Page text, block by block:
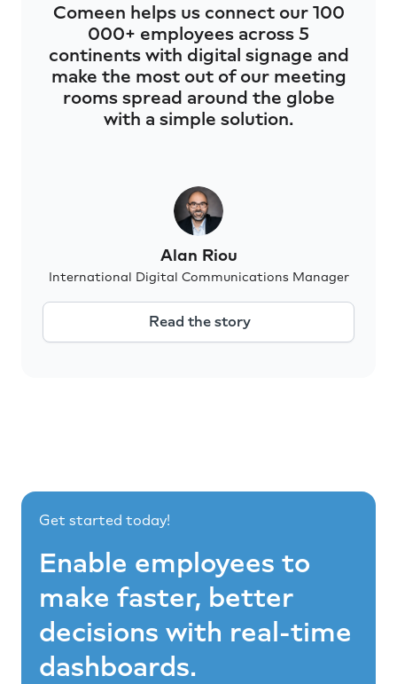
Comeen helps us connect our 100
000+ employees across 5
continents with digital signage and
make the most out of our meeting
rooms spread around the globe
with a simple solution.
Alan Riou
International Digital Communications Manager
Read the story
Get started today!
Enable employees to
make faster, better
decisions with real-time
dashboards.